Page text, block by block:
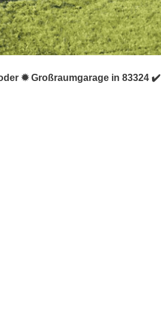
✹ Großraumgarage in 83324 ✔️